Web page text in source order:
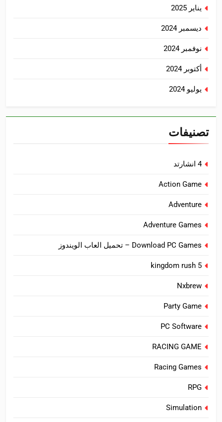
يناير 2025
ديسمبر 2024
نوفمبر 2024
أكتوبر 2024
يوليو 2024
تصنيفات
4 انشارتد
Action Game
Adventure
Adventure Games
Download PC Games – تحميل العاب الويندوز
kingdom rush 5
Nxbrew
Party Game
PC Software
RACING GAME
Racing Games
RPG
Simulation